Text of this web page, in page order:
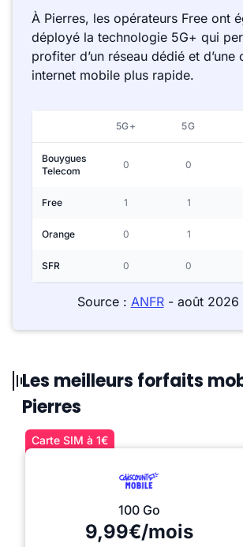
À Pierres, les opérateurs Free ont
déployé la technologie 5G+ qui
profiter d’un réseau dédié et d’une
internet mobile plus rapide.
5G+ 5G
Bouygues
Telecom
0 0
Free 1 1
Orange 0 1
SFR 0 0
Source : ANFR- août 2026
Les meilleurs forfaits
Pierres
Carte SIM à 1€
100 Go
9,99€/mois